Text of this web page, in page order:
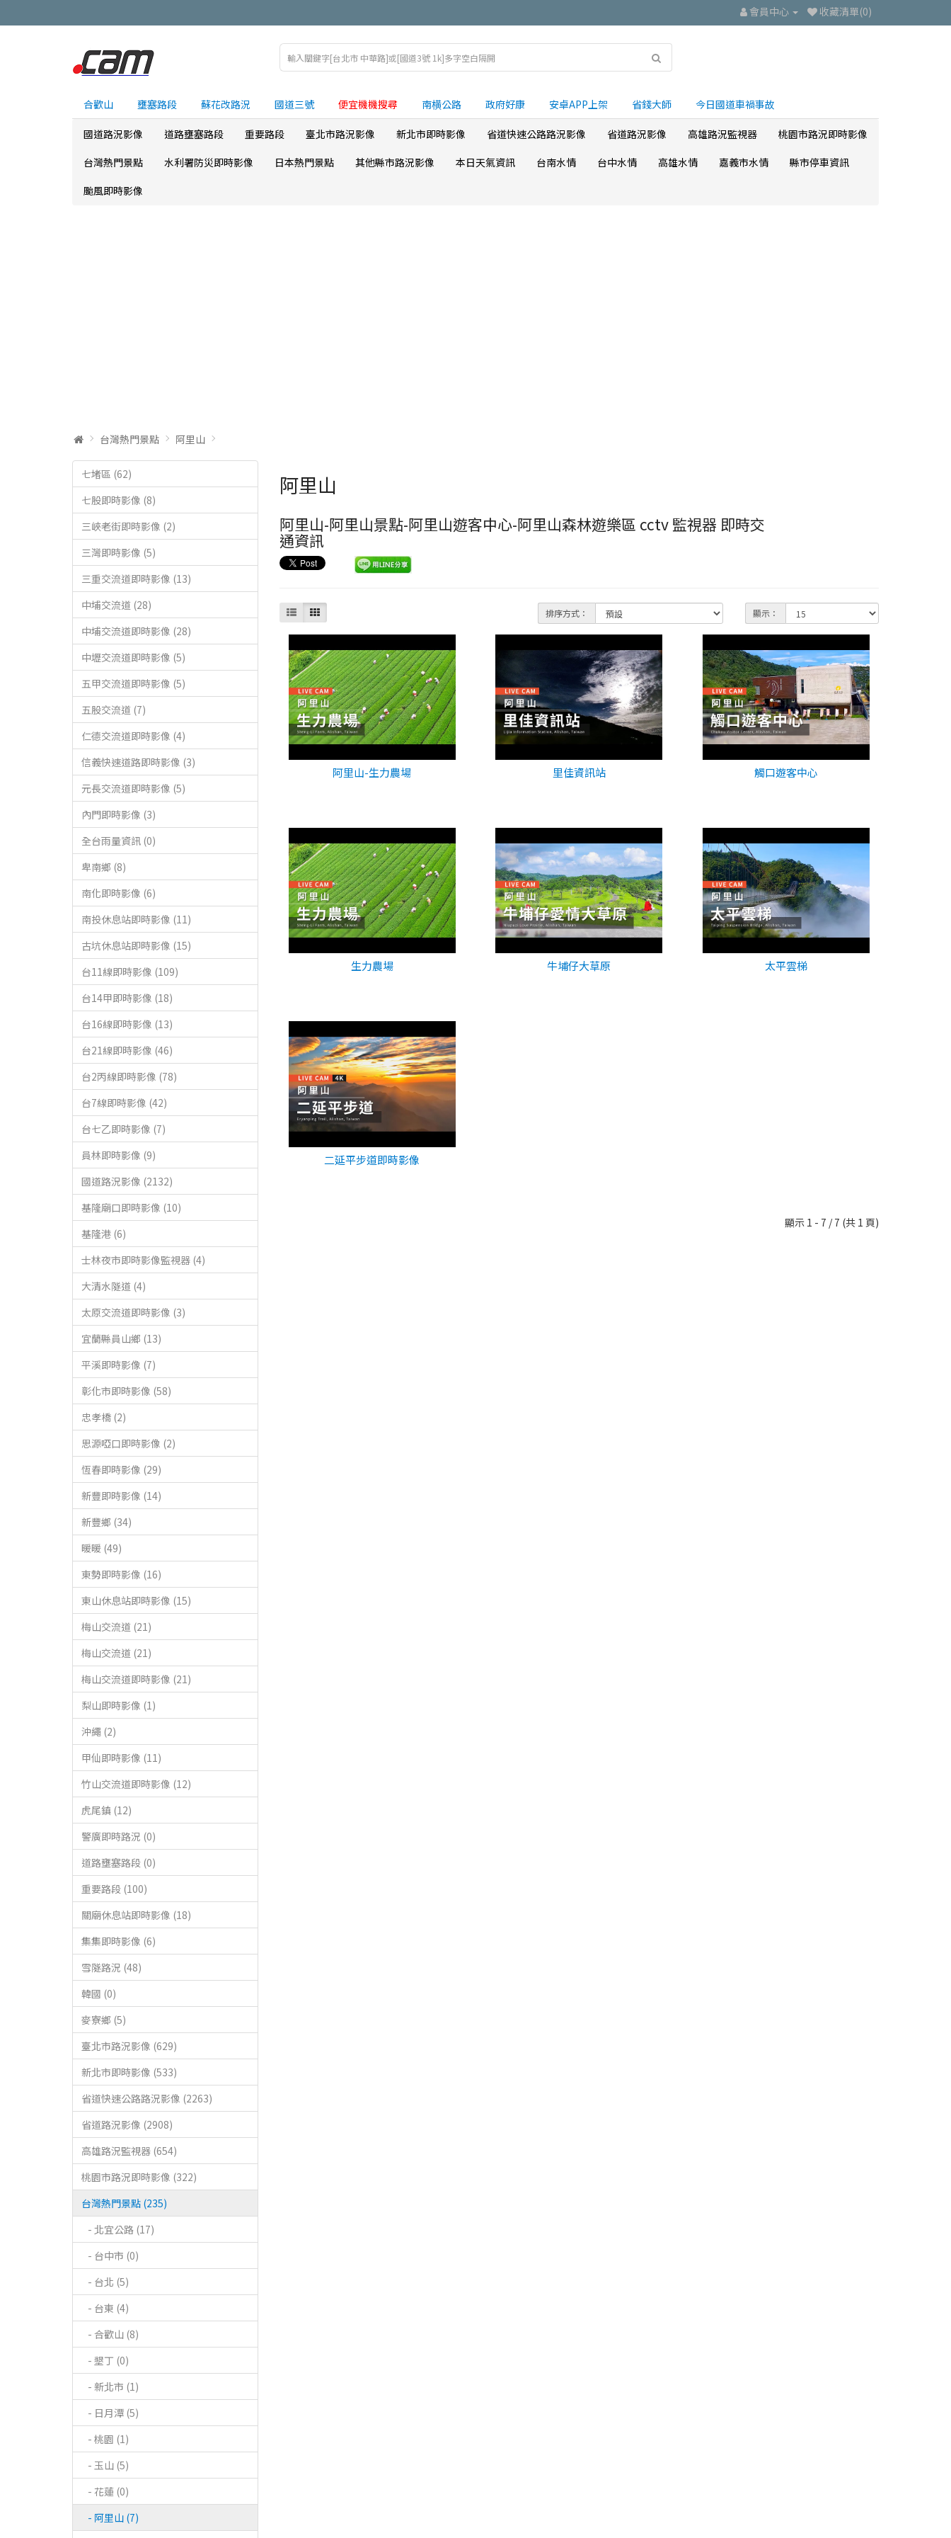
會員中心 收藏清單(0)
合歡山 壅塞路段 蘇花改路況 國道三號 便宜機機搜尋 南横公路 政府好康 安卓APP上架 省錢大師 今日國道車禍事故
國道路況影像 道路壅塞路段 重要路段 臺北市路況影像 新北市即時影像 省道快速公路路況影像 省道路況影像 高雄路況監視器
桃園市路況即時影像
台灣熱門景點
水利署防災即時影像 日本熱門景點 其他縣市路況影像 本日天氣資訊 台南水情 台中水情 高雄水情 嘉義市水情
縣市停車資訊
颱風即時影像
台灣熱門景點 阿里山
七堵區 (62)
七股即時影像 (8)
三峽老街即時影像 (2)
三灣即時影像 (5)
三重交流道即時影像 (13)
中埔交流道 (28)
中埔交流道即時影像 (28)
中壢交流道即時影像 (5)
五甲交流道即時影像 (5)
五股交流道 (7)
仁德交流道即時影像 (4)
信義快速道路即時影像 (3)
元長交流道即時影像 (5)
內門即時影像 (3)
全台雨量資訊 (0)
卑南鄉 (8)
南化即時影像 (6)
南投休息站即時影像 (11)
古坑休息站即時影像 (15)
台11線即時影像 (109)
台14甲即時影像 (18)
台16線即時影像 (13)
台21線即時影像 (46)
台2丙線即時影像 (78)
台7線即時影像 (42)
台七乙即時影像 (7)
員林即時影像 (9)
國道路況影像 (2132)
基隆廟口即時影像 (10)
基隆港 (6)
士林夜市即時影像監視器 (4)
大清水隧道 (4)
太原交流道即時影像 (3)
宜蘭縣員山鄉 (13)
平溪即時影像 (7)
彰化市即時影像 (58)
忠孝橋 (2)
思源啞口即時影像 (2)
恆春即時影像 (29)
新豐即時影像 (14)
新豐鄉 (34)
暖暖 (49)
東勢即時影像 (16)
東山休息站即時影像 (15)
梅山交流道 (21)
梅山交流道 (21)
梅山交流道即時影像 (21)
梨山即時影像 (1)
沖繩 (2)
甲仙即時影像 (11)
竹山交流道即時影像 (12)
虎尾鎮 (12)
警廣即時路況 (0)
道路壅塞路段 (0)
重要路段 (100)
關廟休息站即時影像 (18)
集集即時影像 (6)
雪隧路況 (48)
韓國 (0)
麥寮鄉 (5)
臺北市路況影像 (629)
新北市即時影像 (533)
省道快速公路路況影像 (2263)
省道路況影像 (2908)
高雄路況監視器 (654)
桃園市路況即時影像 (322)
台灣熱門景點 (235)
- 北宜公路 (17)
- 台中市 (0)
- 台北 (5)
- 台東 (4)
- 合歡山 (8)
- 墾丁 (0)
- 新北市 (1)
- 日月潭 (5)
- 桃園 (1)
- 玉山 (5)
- 花蓮 (0)
- 阿里山 (7)
阿里山
阿里山-阿里山景點-阿里山遊客中心-阿里山森林遊樂區 cctv 監視器 即時交
通資訊
排序方式： 顯示：
阿里山-生力農場 里佳資訊站 觸口遊客中心
生力農場 牛埔仔大草原 太平雲梯
二延平步道即時影像
顯示 1 - 7 / 7 (共 1 頁)